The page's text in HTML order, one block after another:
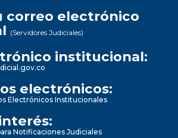
correo electrónico
(Servidores Judiciales)
institucional:
electrónicos:
Electrónicos Institucionales
Notificaciones Judiciales